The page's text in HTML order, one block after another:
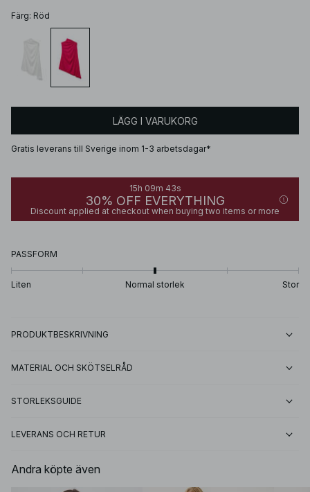
Färg: Röd
LÄGG I VARUKORG
Gratis leverans till Sverige inom 1-3 arbetsdagar*
15h 09m 43s
30% OFF EVERYTHING
Discount applied at checkout when buying two items or more
PASSFORM
Liten Normal storlek Stor
PRODUKTBESKRIVNING
MATERIAL OCH SKÖTSELRÅD
STORLEKSGUIDE
LEVERANS OCH RETUR
Andra köpte även